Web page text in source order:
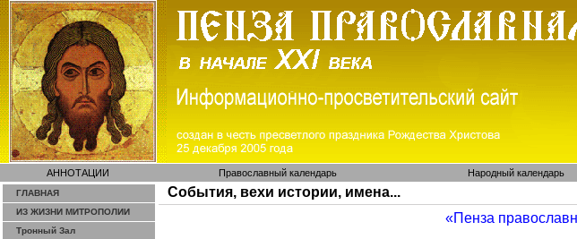
АННОТАЦИИ Православный календарь Народный календарь
ГЛАВНАЯ
ИЗ ЖИЗНИ МИТРОПОЛИИ
Тронный Зал
События, вехи истории, имена...
«Пенза